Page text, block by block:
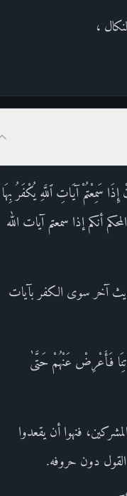
،
سَمِعْتُمْ آيَاتِ ٱللَّهِ يُكْفَرُ بِهَا
أنكم إذا سمعتم آيات الله
آخر سوى الكفر بآيات
فَأَعْرِضْ عَنْهُمْ حَتَّىٰ
فنهوا أن يقعدوا
القول دون حروفه.